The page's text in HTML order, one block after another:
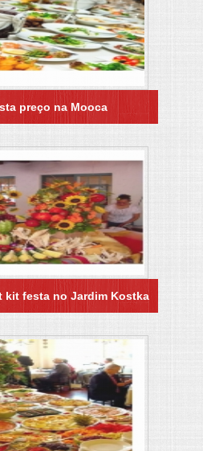
preço na Mooca
festa no Jardim Kostka